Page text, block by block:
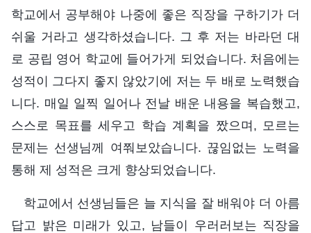
학교에서 공부해야 나중에 좋은 직장을 구하기가 더
쉬울 거라고 생각하셨습니다. 그 후 저는 바라던 대
로 공립 영어 학교에 들어가게 되었습니다. 처음에는
성적이 그다지 좋지 않았기에 저는 두 배로 노력했습
니다. 매일 일찍 일어나 전날 배운 내용을 복습했고,
스스로 목표를 세우고 학습 계획을 짰으며, 모르는
문제는 선생님께 여쭤보았습니다. 끊임없는 노력을
통해 제 성적은 크게 향상되었습니다.
학교에서 선생님들은 늘 지식을 잘 배워야 더 아름
답고 밝은 미래가 있고, 남들이 우러러보는 직장을